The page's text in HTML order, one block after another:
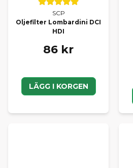
SCP
Oljefilter Lombardini DCI
HDI
86 kr
LÄGG I KORGEN